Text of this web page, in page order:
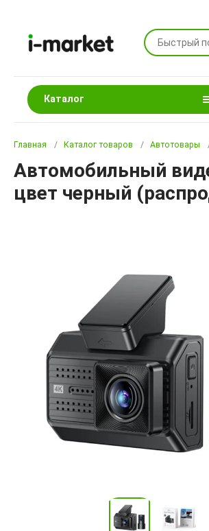
Каталог
Главная Каталог товаров Автотовары
Автомобильный
цвет черный